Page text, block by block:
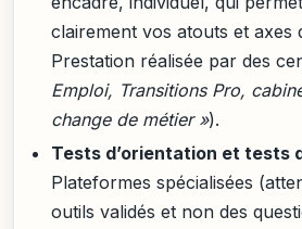
clairement vos atouts et axes
Prestation réalisée par des
Emploi, Transitions Pro,
change de métier »).
Tests d’orientation et tests
Plateformes spécialisées
outils validés et non des